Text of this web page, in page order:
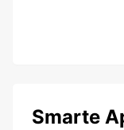
Smarte